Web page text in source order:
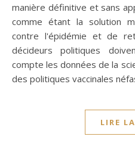
manière définitive et sans
comme étant la solution
contre l'épidémie et de
décideurs politiques
compte les données de la
des politiques vaccinales
LIRE